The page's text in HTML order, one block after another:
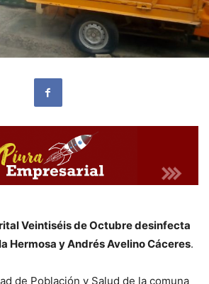
Veintiséis de Octubre desinfecta
Hermosa y Andrés Avelino Cáceres.
de Población y Salud de la comuna